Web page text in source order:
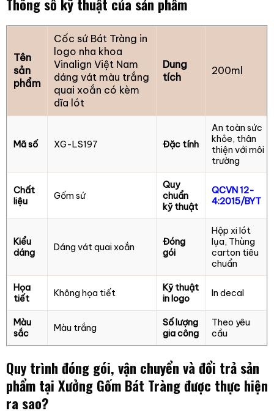
Thông số kỹ thuật của sản phẩm
Tên
sản
phẩm
Cốc sứ Bát Tràng in
logo nha khoa
Vinalign Việt Nam
dáng vát màu trắng
quai xoắn có kèm
dĩa lót
Dung
tích
200ml
Mã số XG-LS197 Đặc tính
An toàn sức
khỏe, thân
thiện với môi
trường
Chất
liệu
Gốm sứ
Quy
chuẩn
kỹ thuật
QCVN 12-
4:2015/BYT
Kiểu
dáng
Dáng vát quai xoắn
Đóng
gói
Hộp xi lót
lụa, Thùng
carton tiêu
chuẩn
Họa
tiết
Không họa tiết
Kỹ thuật
in logo
In decal
Màu
sắc
Màu trắng
Số lượng
gia công
Theo yêu
cầu
Quy trình đóng gói, vận chuyển và đổi trả sản
phẩm tại Xưởng Gốm Bát Tràng được thực hiện
ra sao?